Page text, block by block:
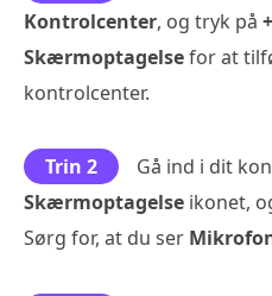
Kontrolcenter, og tryk på +
Skærmoptagelsefor at
kontrolcenter.
Trin 2
Gå ind i dit
Skærmoptagelse ikonet,
Sørg for, at du ser